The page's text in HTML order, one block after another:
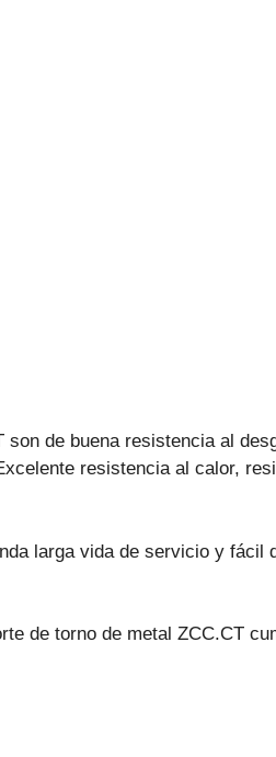
de buena resistencia al
resistencia al calor,
larga vida de servicio y fácil
de torno de metal ZCC.CT